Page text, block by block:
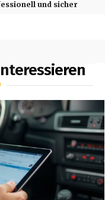
und sicher